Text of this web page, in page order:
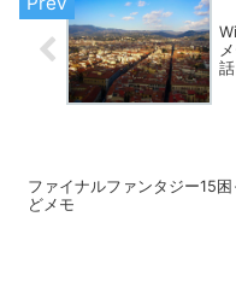
話
ファイナルファンタジー15
どメモ